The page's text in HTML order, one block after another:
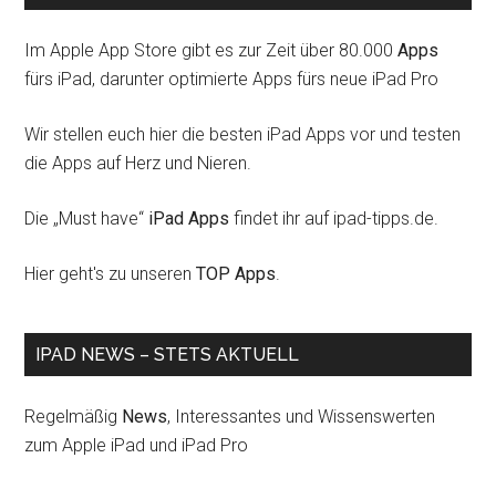
Im Apple App Store gibt es zur Zeit über 80.000Apps
fürs iPad, darunter optimierte Apps fürs neue iPad Pro
Wir stellen euch hier die besten iPad Apps vor und testen
die Apps auf Herz und Nieren.
Die „Must have“ iPad Apps findet ihr auf ipad-tipps.de.
Hier geht's zu unserenTOP Apps.
IPAD NEWS – STETS AKTUELL
Regelmäßig News, Interessantes und Wissenswerten
zum Apple iPad und iPad Pro